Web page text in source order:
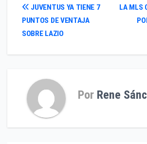
Navegación
de
entradas
LA MLS
JUVENTUS YA TIENE 7
PUNTOS DE VENTAJA
SOBRE LAZIO
Por Rene